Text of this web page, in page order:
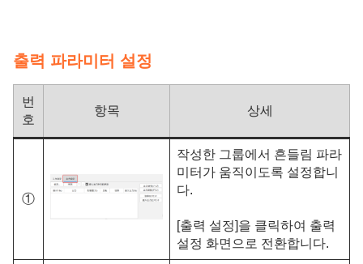
출력 파라미터 설정
번
호
항목 상세
①
작성한 그룹에서 흔들림 파라
미터가 움직이도록 설정합니
다.
[출력 설정]을 클릭하여 출력
설정 화면으로 전환합니다.